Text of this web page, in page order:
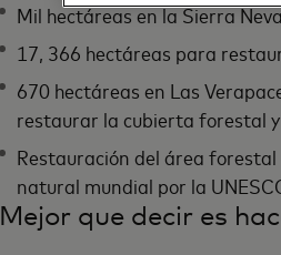
Mil hectáreas en la Sierra
17, 366 hectáreas para
670 hectáreas en Las
restaurar la cubierta forestal
Restauración del área
natural mundial por la
Mejor que decir es